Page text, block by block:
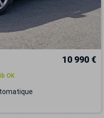
10 990 €
OK